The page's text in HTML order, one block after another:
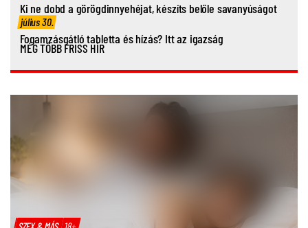
Ki ne dobd a görögdinnyehéjat, készíts belőle savanyúságot
július 30.
Fogamzásgátló tabletta és hízás? Itt az igazság
MÉG TÖBB FRISS HÍR